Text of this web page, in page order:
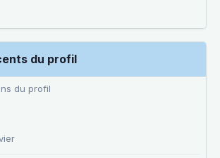
du profil
du profil